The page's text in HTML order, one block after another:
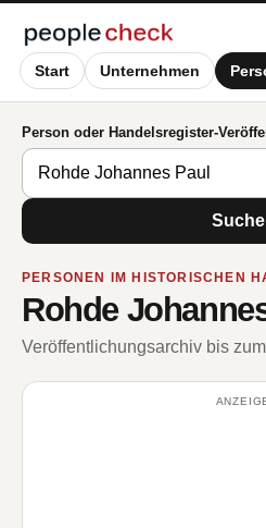
Start Unternehmen
Person oder Handelsregister-
PERSONEN IM HISTORISCHEN
Rohde
Veröffentlichungsarchiv bis